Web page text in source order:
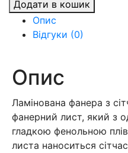
ламінована
1250х2500
сітка
кількість
Додати в кошик
Опис
Відгуки (0)
Опис
Ламінована фанера з
фанерний лист, який з
гладкою фенольною
листа наноситься